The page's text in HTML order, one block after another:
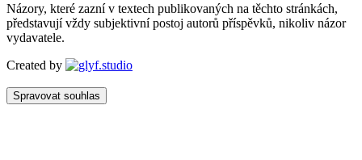
Názory, které zazní v textech publikovaných na těchto stránkách,
představují vždy subjektivní postoj autorů příspěvků, nikoliv názor
vydavatele.
Created by
Spravovat souhlas